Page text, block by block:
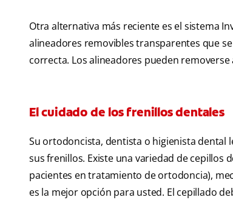
Otra alternativa más reciente es el sistema
alineadores removibles transparentes que
correcta. Los alineadores pueden
El cuidado de los frenillos dentales
Su ortodoncista, dentista o higienista
sus frenillos. Existe una variedad de cepillos
pacientes en tratamiento de ortodoncia),
es la mejor opción para usted. El cepillado